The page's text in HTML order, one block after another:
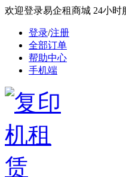
欢迎登录易企租商城 24小时
登录/注册
全部订单
帮助中心
手机端